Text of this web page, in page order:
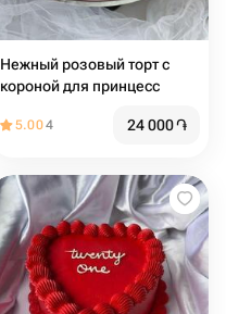
Нежный розовый торт с
короной для принцесс
5.004 24 000֏